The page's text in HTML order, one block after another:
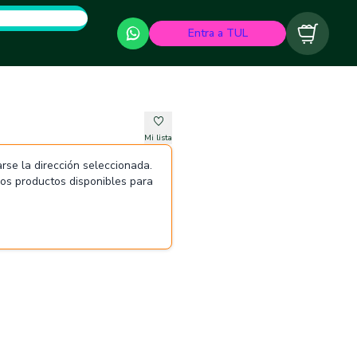
Entra a TUL Carrito
Mi lista
la dirección seleccionada.
productos disponibles para